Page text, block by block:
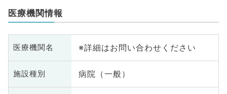
医療機関情報
医療機関名 ※詳細はお問い合わせください
施設種別 病院（一般）